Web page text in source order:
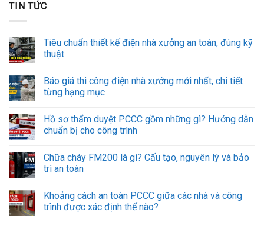
TIN TỨC
Tiêu chuẩn thiết kế điện nhà xưởng an toàn, đúng kỹ
thuật
Báo giá thi công điện nhà xưởng mới nhất, chi tiết
từng hạng mục
Hồ sơ thẩm duyệt PCCC gồm những gì? Hướng dẫn
chuẩn bị cho công trình
Chữa cháy FM200 là gì? Cấu tạo, nguyên lý và bảo
trì an toàn
Khoảng cách an toàn PCCC giữa các nhà và công
trình được xác định thế nào?